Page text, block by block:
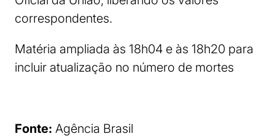
correspondentes.
Matéria ampliada às 18h04 e às 18h20 para
incluir atualização no número de mortes
Fonte: Agência Brasil